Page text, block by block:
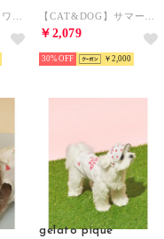
￥2,079
30% ￥2,000
gelato pique